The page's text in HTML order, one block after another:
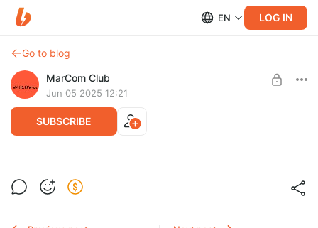
EN LOG IN
Go to blog
MarCom Club
Jun 05 2025 12:21
SUBSCRIBE
Как устроен маркетинг в Китае и
Вьетнаме и почему это актуально для